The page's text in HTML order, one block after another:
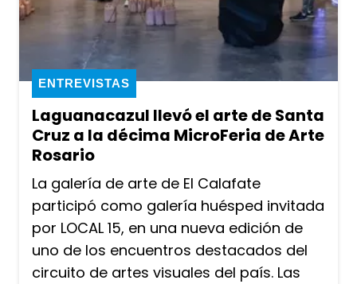
Laguanacazul llevó el arte de Santa
Cruz a la décima MicroFeria de Arte
Rosario
ENTREVISTAS
La galería de arte de El Calafate
participó como galería huésped invitada
por LOCAL 15, en una nueva edición de
uno de los encuentros destacados del
circuito de artes visuales del país. Las